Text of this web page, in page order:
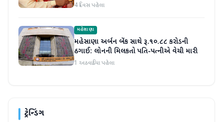
4 દિવસ પહેલા
મહેસાણા
મહેસાણા અર્બન બેંક સાથે રૂ.૧૦.૮૮ કરોડની
ઠગાઈ: લોનની મિલકતો પતિ-પત્નીએ વેચી મારી
1 અઠવાડિયા પહેલા
ટ્રેન્ડિંગ